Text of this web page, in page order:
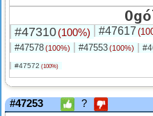
#47310(100%) #47617
#47578(100%) #47553(100%)
#47572 (100%)
#47253 ?